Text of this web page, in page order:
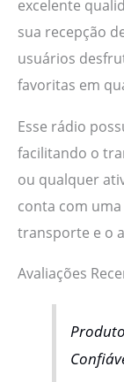
excelente
sua recepção
usuários
favoritas em
Esse rádio
facilitando o
ou qualquer
conta com
transporte e o
Avaliações